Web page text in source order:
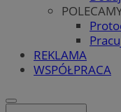
REKLAMA
WSPÓŁPRACA